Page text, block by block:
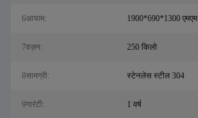
6आयाम: 1900*690*1300 एमएम
7वज़न: 250 किलो
8सामग्री: स्टेनलेस स्टील 304
9गारंटी: 1 वर्ष